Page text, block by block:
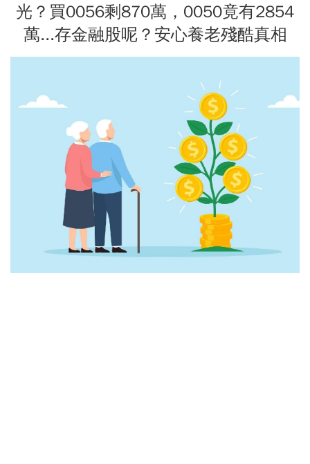
光？買0056剩870萬，0050竟有2854
萬...存金融股呢？安心養老殘酷真相